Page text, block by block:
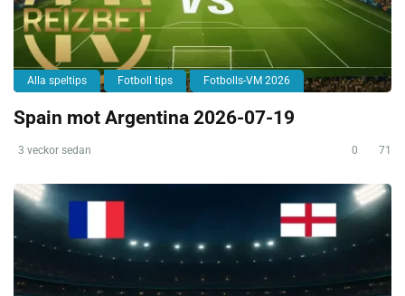
Alla speltips Fotboll tips Fotbolls-VM 2026
Spain mot Argentina 2026-07-19
3 veckor sedan 0 71